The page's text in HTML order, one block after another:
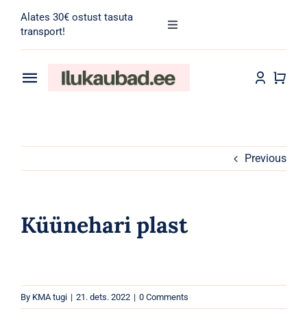
content
Alates 30€ ostust tasuta
transport!
Toggle
for:
Toggle
Meik
Parfüümid
Previous
Küünehari plast
By KMA tugi | 21. dets. 2022 | 0 Comments